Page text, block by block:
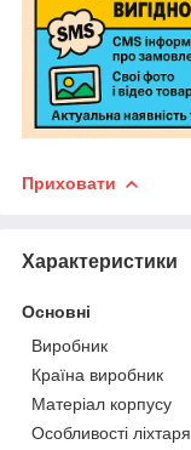
Приховати
Характеристики
Основні
Виробник
Країна виробник
Матеріал корпусу
Особливості ліхтаря